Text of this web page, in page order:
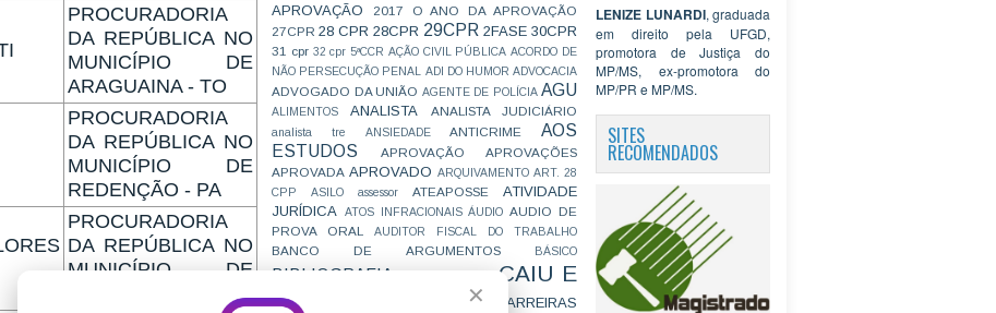
✕
PROCURADORIA
DA REPÚBLICA NO
MUNICÍPIO DE
ARAGUAINA - TO
PROCURADORIA
DA REPÚBLICA NO
MUNICÍPIO DE
REDENÇÃO - PA
PROCURADORIA
DA REPÚBLICA NO
MUNICÍPIO DE
APROVAÇÃO
2017 O ANO DA APROVAÇÃO
27CPR 28 CPR 28CPR 29CPR 2FASE 30CPR
31 cpr 32 cpr 5ªCCR AÇÃO CIVIL PÚBLICA ACORDO DE
NÃO PERSECUÇÃO PENAL
ADI DO HUMOR ADVOCACIA
ADVOGADO DA UNIÃO AGENTE DE POLÍCIA AGU
ALIMENTOS ANALISTA ANALISTA JUDICIÁRIO
analista tre ANSIEDADE ANTICRIME
AOS
ESTUDOS
APROVAÇÃO
APROVAÇÕES
APROVADA APROVADO ARQUIVAMENTO ART. 28
CPP
ASILO assessor ATEAPOSSE
ATIVIDADE
JURÍDICA
ATOS INFRACIONAIS ÁUDIO AUDIO DE
PROVA ORAL
AUDITOR FISCAL DO TRABALHO
BANCO DE ARGUMENTOS BÁSICO
BIBLIOGRAFIA
CAIU E
VAI CAIR
CARREIRAS
CARREIRAS
LENIZE LUNARDI, graduada
em direito pela UFGD,
promotora de Justiça do
MP/MS, ex-promotora do
MP/PR e MP/MS.
SITES
RECOMENDADOS